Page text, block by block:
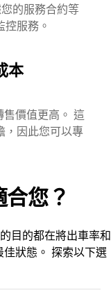
的服務合約等
控服務。
本
價值更高。 這
，因此您可以專
您？
目的都在將出車率和
狀態。 探索以下選